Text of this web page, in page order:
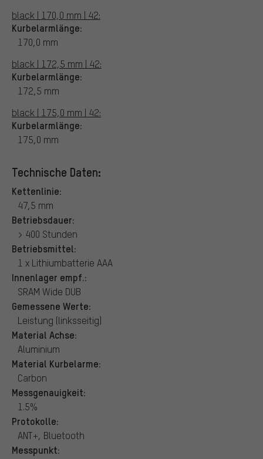
black | 170,0 mm | 42:
Kurbelarmlänge:
170,0 mm
black | 172,5 mm | 42:
Kurbelarmlänge:
172,5 mm
black | 175,0 mm | 42:
Kurbelarmlänge:
175,0 mm
Technische Daten:
Kettenlinie:
47,5 mm
Betriebsdauer:
> 400 Stunden
Betriebsmittel:
1 x Lithiumbatterie AAA
Innenlager empf.:
SRAM Wide DUB
Gemessene Werte:
Leistung (linksseitig)
Material Achse:
Aluminium
Material Kurbelarme:
Carbon
Messgenauigkeit:
1.5%
Protokolle:
ANT+, Bluetooth
Messpunkt: